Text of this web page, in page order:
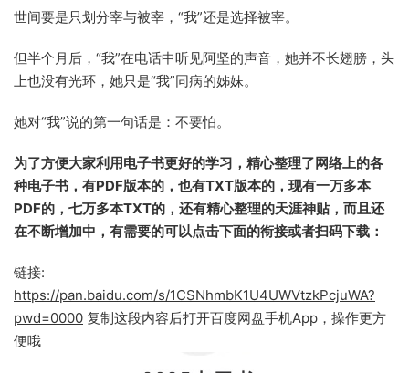
世间要是只划分宰与被宰，“我”还是选择被宰。
但半个月后，“我”在电话中听见阿坚的声音，她并不长翅膀，头
上也没有光环，她只是“我”同病的姊妹。
她对“我”说的第一句话是：不要怕。
为了方便大家利用电子书更好的学习，精心整理了网络上的各
种电子书，有PDF版本的，也有TXT版本的，现有一万多本
PDF的，七万多本TXT的，还有精心整理的天涯神贴，而且还
在不断增加中，有需要的可以点击下面的衔接或者扫码下载：
链接:
https://pan.baidu.com/s/1CSNhmbK1U4UWVtzkPcjuWA?
pwd=0000 复制这段内容后打开百度网盘手机App，操作更方
便哦